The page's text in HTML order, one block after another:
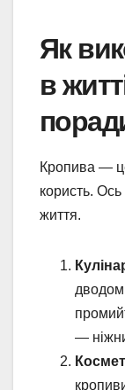
Як
в
Кропива —
користь. Ось
життя.
—